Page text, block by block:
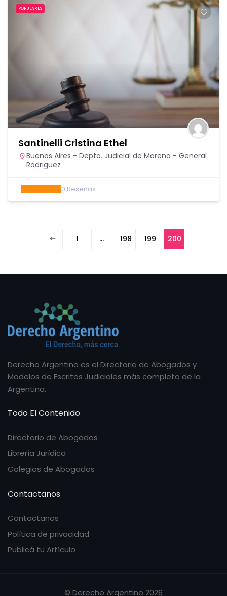
POPULARES
Santinelli Cristina Ethel
Buenos Aires - Depto. Judicial de Moreno - General
Rodriguez
0 Reseñas
1 … 198 199 200
Derecho Argentino es el Directorio de Abogados y
Modelos de Escritos Judiciales más completo de la
Argentina.
Todo El Contenido
Directorio de Abogados
Librería Jurídica
Colegios de Abogados
Contactanos
Contactanos
Política de privacidad
Publicá tu Artículo
© Derecho Argentino 2026